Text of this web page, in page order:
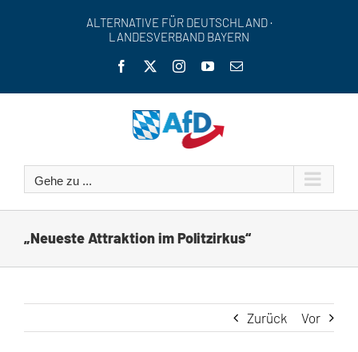
ALTERNATIVE FÜR DEUTSCHLAND ·
LANDESVERBAND BAYERN
Facebook InstagramYouTube
E-
Gehe zu ...
„Neueste Attraktion im Politzirkus“
Zurück Vor